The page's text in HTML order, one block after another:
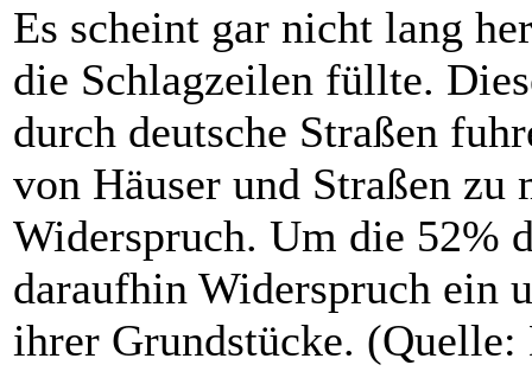
Es scheint gar nicht lang
die Schlagzeilen füllte.
durch deutsche Straßen
von Häuser und Straßen zu
Widerspruch. Um die 52%
daraufhin Widerspruch ein
ihrer Grundstücke. (Quelle: